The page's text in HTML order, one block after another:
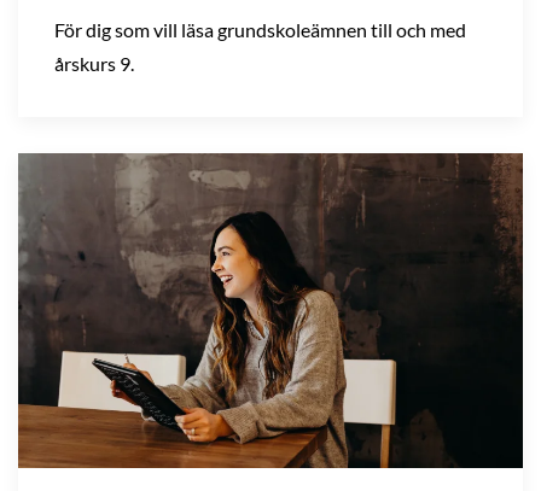
För dig som vill läsa grundskoleämnen till och med
årskurs 9.